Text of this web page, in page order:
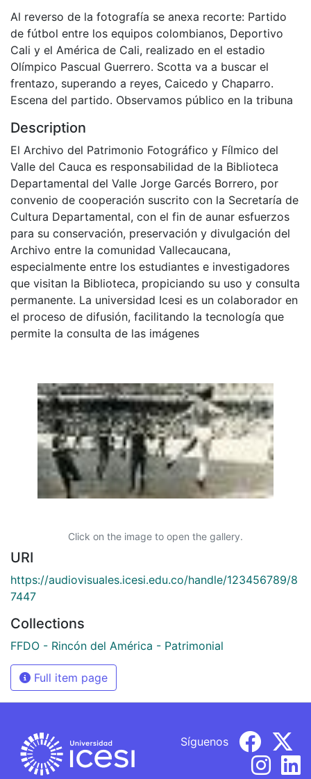
Al reverso de la fotografía se anexa recorte: Partido
de fútbol entre los equipos colombianos, Deportivo
Cali y el América de Cali, realizado en el estadio
Olímpico Pascual Guerrero. Scotta va a buscar el
frentazo, superando a reyes, Caicedo y Chaparro.
Escena del partido. Observamos público en la tribuna
Description
El Archivo del Patrimonio Fotográfico y Fílmico del
Valle del Cauca es responsabilidad de la Biblioteca
Departamental del Valle Jorge Garcés Borrero, por
convenio de cooperación suscrito con la Secretaría de
Cultura Departamental, con el fin de aunar esfuerzos
para su conservación, preservación y divulgación del
Archivo entre la comunidad Vallecaucana,
especialmente entre los estudiantes e investigadores
que visitan la Biblioteca, propiciando su uso y consulta
permanente. La universidad Icesi es un colaborador en
el proceso de difusión, facilitando la tecnología que
permite la consulta de las imágenes
Click on the image to open the gallery.
URI
https://audiovisuales.icesi.edu.co/handle/123456789/8
7447
Collections
FFDO - Rincón del América - Patrimonial
Full item page
Síguenos